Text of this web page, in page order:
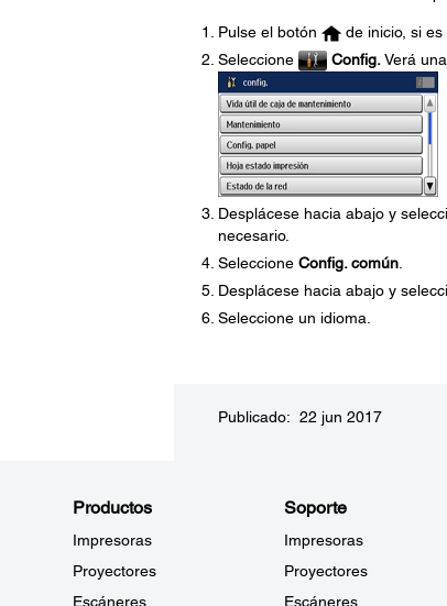
Pulse el botón
de inicio, si es
Seleccione
Config.Verá
Desplácese hacia abajo y
necesario.
Seleccione Config. común.
Desplácese hacia abajo y
Seleccione un idioma.
Publicado: 22 jun 2017
Productos
Impresoras
Proyectores
Escáneres
Soporte
Impresoras
Proyectores
Escáneres